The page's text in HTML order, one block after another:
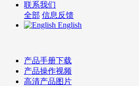
联系我们
全部 信息反馈
English
产品手册下载
产品操作视频
高清产品图片